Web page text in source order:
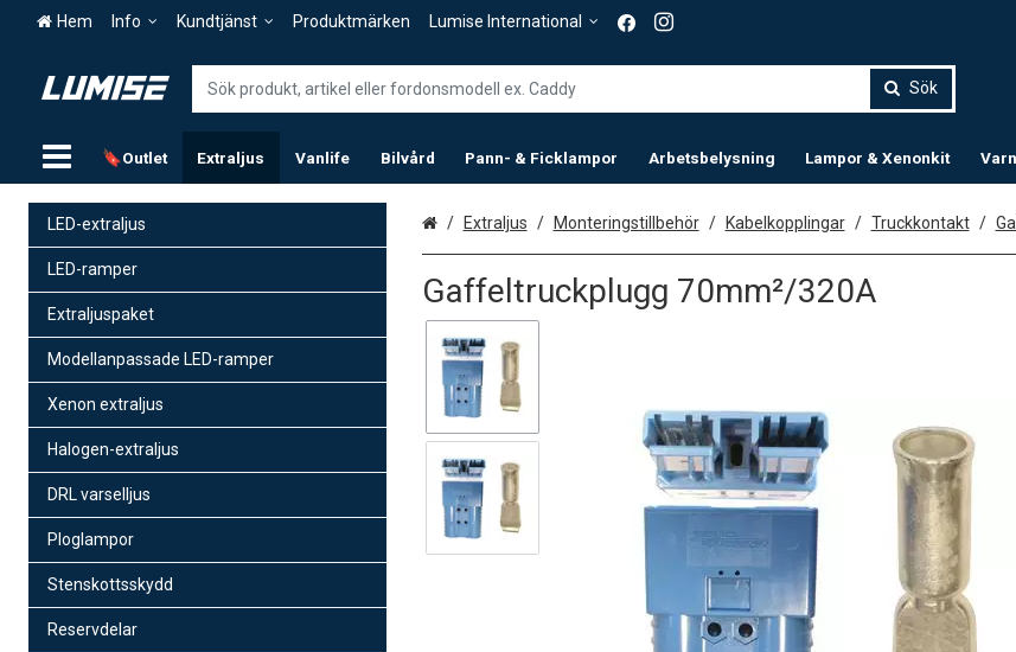
Hem Info Kundtjänst Produktmärken Lumise International
Sök
🔖Outlet Extraljus Vanlife Bilvård Pann- & Ficklampor Arbetsbelysning Lampor & Xenonkit
LED-extraljus
LED-ramper
Extraljuspaket
Modellanpassade LED-ramper
Xenon extraljus
Halogen-extraljus
DRL varselljus
Ploglampor
Stenskottsskydd
Reservdelar
HemExtraljus Monteringstillbehör Kabelkopplingar Truckkontakt
Gaffeltruckplugg 70mm²/320A